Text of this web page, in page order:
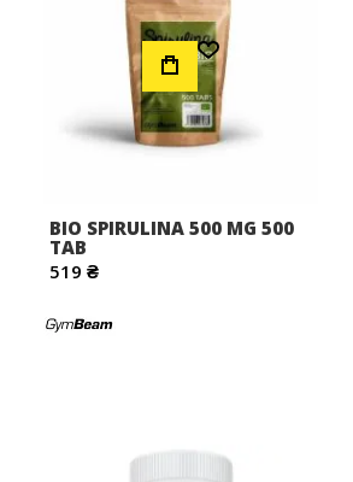
Додати до Списку Бажань
BIO SPIRULINA 500 MG 500
TAB
519 ₴